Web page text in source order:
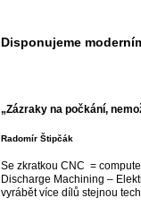
Disponujeme
„Zázraky na počkání,
Radomír Štipčák
Se zkratkou CNC =
Discharge Machining –
vyrábět více dílů stejnou